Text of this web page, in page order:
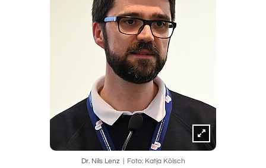
Dr. Nils Lenz Foto: Katja Kölsch